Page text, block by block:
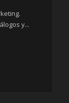
y...